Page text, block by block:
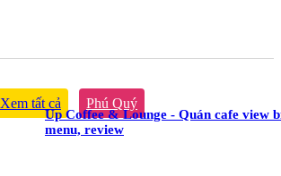
Xem tất cả Phú Quý
Up Coffee & Lounge - Quán cafe view
menu, review